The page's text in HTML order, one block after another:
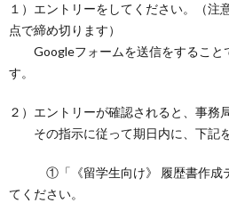
１）エントリーをしてください。（注
点で締め切ります）
Googleフォームを送信をすること
す。
２）エントリーが確認されると、事務
その指示に従って期日内に、下記を
①「《留学生向け》 履歴書作成テ
てください。